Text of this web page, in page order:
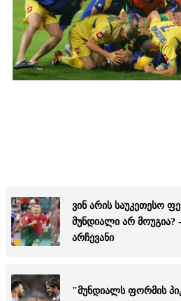
ვინ არის საუკეთესო
მუნდიალი არ მოუგია?
არჩევანი
"მუნდიალს ფორმის